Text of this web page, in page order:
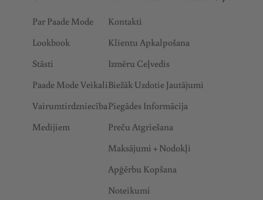
Par Paade Mode
Lookbook
Stāsti
Paade Mode Veikali
Vairumtirdzniecība
Medijiem
Kontakti
Klientu Apkalpošana
Izmēru Ceļvedis
Biežāk Uzdotie Jautājumi
Piegādes Informācija
Preču Atgriešana
Maksājumi + Nodokļi
Apģērbu Kopšana
Noteikumi